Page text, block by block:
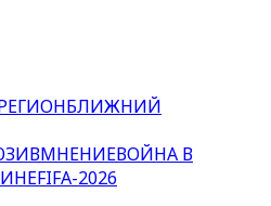
БЛИЖНИЙ
МНЕНИЕВОЙНА В
FIFA-2026